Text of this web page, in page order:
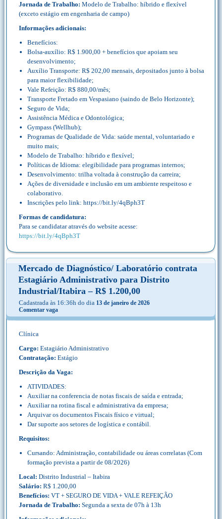
Jornada de Trabalho: Modelo de Trabalho: híbrido e flexível
(exceto estágio em engenharia de campo)
Informações adicionais:
Benefícios:
Bolsa-auxílio: R$ 1.900,00 + benefícios que apoiam seu
desenvolvimento;
Auxílio Transporte: R$ 202,00 mensais, depositados junto à bolsa
para maior flexibilidade;
Vale Refeição: R$ 880,00/mês;
Transporte Fretado em Vespasiano (saindo de Belo Horizonte);
Seguro de Vida;
Assistência Médica e Odontológica;
Gympass (Wellhub);
Programas de Qualidade de Vida: saúde mental, voluntariado e
muito mais;
Modelo de Trabalho: híbrido e flexível;
Políticas de Idioma: elegibilidade para programas internos;
Desenvolvimento: trilha voltada à construção da carreira;
Ações de diversidade e inclusão em um ambiente respeitoso e
colaborativo.
Inscrições pelo link: https://bit.ly/4qBph3T
Formas de candidatura:
Para se candidatar através do website acesse:
https://bit.ly/4qBph3T
Mercado de Diagnóstico/ Laboratório contrata
Estagiário Administrativo para Distrito
Industrial/Itabira – R$ 1.200,00
Cadastrada às 16:36h do dia 13 de janeiro de 2026
Comentar vaga
Clínica
Cargo: Estagiário Administrativo
Contratação: Estágio
Descrição da Vaga:
ATIVIDADES:
Auxiliar na conferencia de notas fiscais de saída e entrada;
Auxiliar na rotina fiscal e administrativa da empresa;
Arquivar os documentos Fiscais físico e virtual;
Dar suporte aos setores de logística e contábil.
Requisitos:
Cursando: Administração, contabilidade ou áreas correlatas (Com
formação prevista a partir de 08/2026)
Local: Distrito Industrial – Itabira
Salário: R$ 1.200,00
Benefícios: VT + SEGURO DE VIDA + VALE REFEIÇÃO
Jornada de Trabalho: Segunda a sexta de 07h à 13h